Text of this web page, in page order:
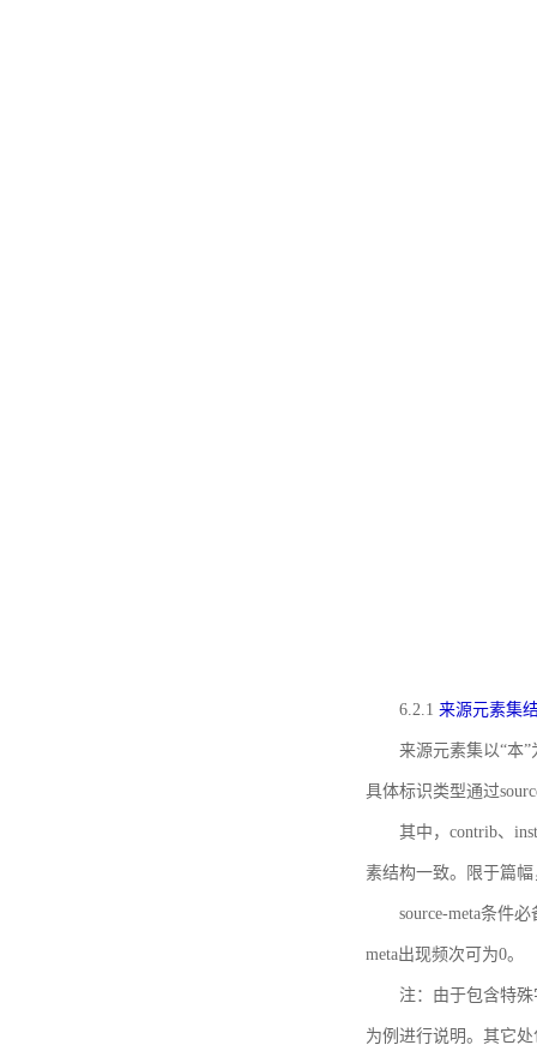
6.2.1 来源元素集
来源元素集以“本
具体标识类型通过
其中，contrib、
素结构一致。限于篇
source-meta条件
meta出现频次可为0。
注：由于包含特殊
为例进行说明。其它